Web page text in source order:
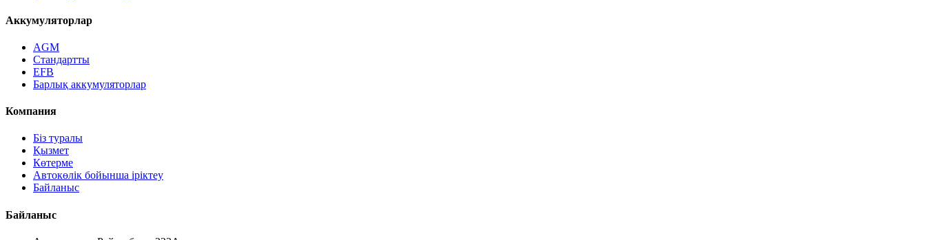
Аккумуляторлар
AGM
Стандартты
EFB
Барлық аккумуляторлар
Компания
Біз туралы
Қызмет
Көтерме
Автокөлік бойынша іріктеу
Байланыс
Байланыс